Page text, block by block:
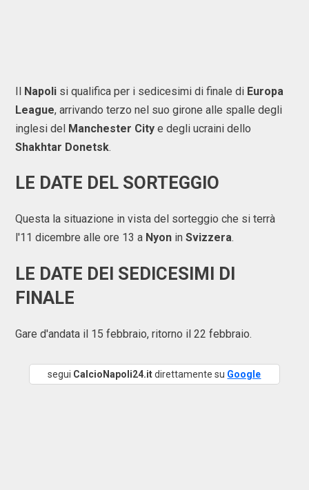
Il Napoli si qualifica per i sedicesimi di finale di Europa
League, arrivando terzo nel suo girone alle spalle degli
inglesi del Manchester City e degli ucraini dello
Shakhtar Donetsk.
LE DATE DEL SORTEGGIO
Questa la situazione in vista del sorteggio che si terrà
l'11 dicembre alle ore 13 a Nyon in Svizzera.
LE DATE DEI SEDICESIMI DI
FINALE
Gare d'andata il 15 febbraio, ritorno il 22 febbraio.
segui CalcioNapoli24.itdirettamente su Google